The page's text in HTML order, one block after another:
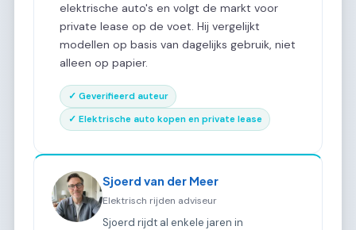
elektrische auto's en volgt de markt voor
private lease op de voet. Hij vergelijkt
modellen op basis van dagelijks gebruik, niet
alleen op papier.
✓ Geverifieerd auteur
✓ Elektrische auto kopen en private lease
Sjoerd van der Meer
Elektrisch rijden adviseur
Sjoerd rijdt al enkele jaren in